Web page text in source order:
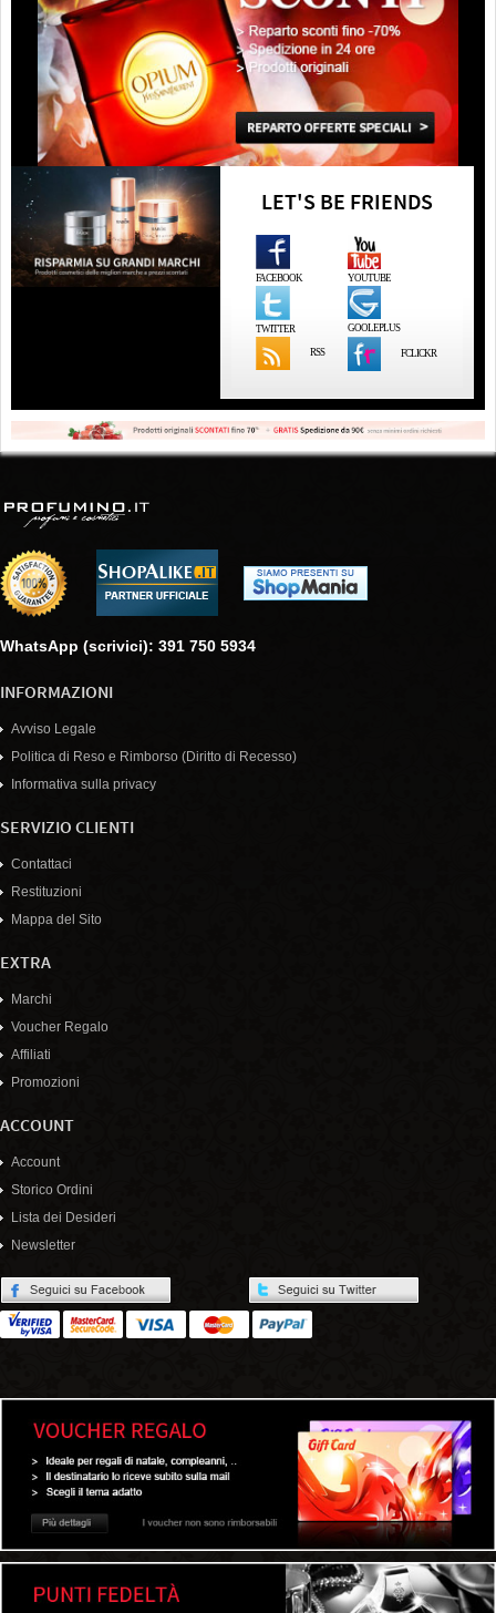
LET'S BE FRIENDS
FACEBOOK YOUTUBE
TWITTER GOOLEPLUS
RSS FCLICKR
WhatsApp (scrivici): 391 750 5934
INFORMAZIONI
Avviso Legale
Politica di Reso e Rimborso (Diritto di Recesso)
Informativa sulla privacy
SERVIZIO CLIENTI
Contattaci
Restituzioni
Mappa del Sito
EXTRA
Marchi
Voucher Regalo
Affiliati
Promozioni
ACCOUNT
Account
Storico Ordini
Lista dei Desideri
Newsletter